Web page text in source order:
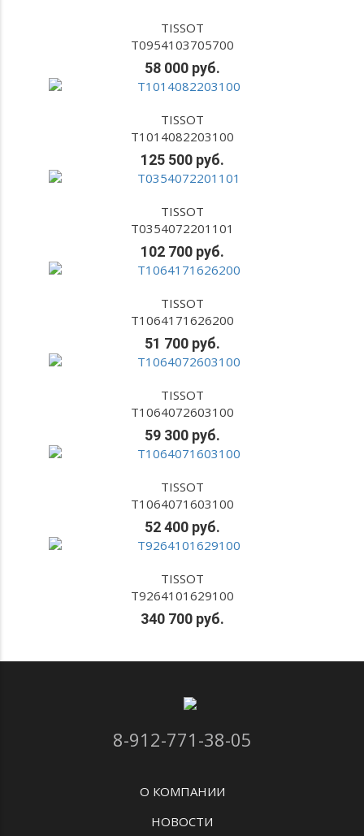
TISSOT
T0954103705700
58 000 руб.
TISSOT
T1014082203100
125 500 руб.
TISSOT
T0354072201101
102 700 руб.
TISSOT
T1064171626200
51 700 руб.
TISSOT
T1064072603100
59 300 руб.
TISSOT
T1064071603100
52 400 руб.
TISSOT
T9264101629100
340 700 руб.
8-912-771-38-05
О КОМПАНИИ
НОВОСТИ